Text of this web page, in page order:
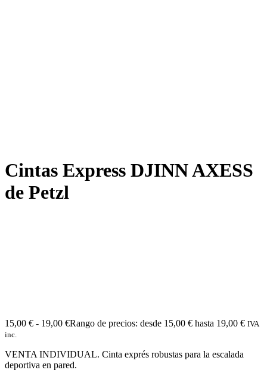
Cintas Express DJINN AXESS
de Petzl
15,00 € - 19,00 €Rango de precios: desde 15,00 € hasta 19,00 € IVA
inc.
VENTA INDIVIDUAL. Cinta exprés robustas para la escalada
deportiva en pared.